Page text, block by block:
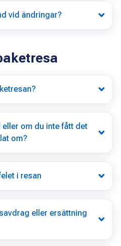
vid ändringar?
eller om du inte fått det
om?
i resan
eller ersättning